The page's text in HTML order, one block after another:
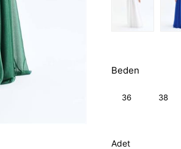
Beden
36 38
Adet